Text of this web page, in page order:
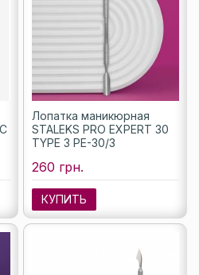
Лопатка маникюрная
STALEKS PRO EXPERT 30
TYPE 3 PE-30/3
260 грн.
КУПИТЬ